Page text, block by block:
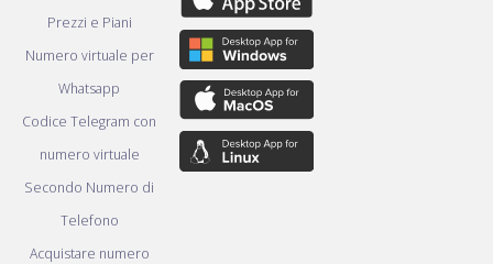
Prezzi e Piani
Numero virtuale per
Whatsapp
Codice Telegram con
numero virtuale
Secondo Numero di
Telefono
Acquistare numero